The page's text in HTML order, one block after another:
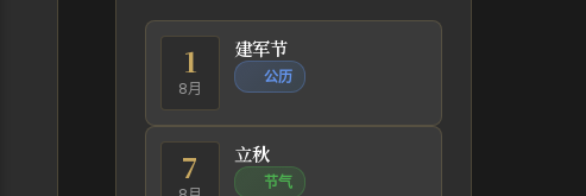
1
8月
建军节
公历
7 立秋
节气